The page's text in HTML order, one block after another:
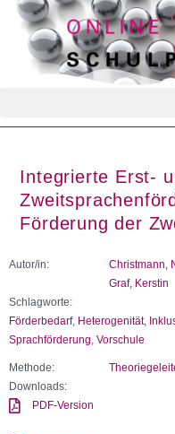
Integrierte Erst-
Förderung der
Autor/in:
Christmann,
Graf, Kerstin
Schlagworte:
Förderbedarf, Heterogenität,
Sprachförderung Vorschule
Methode:
Downloads:
PDF-Version